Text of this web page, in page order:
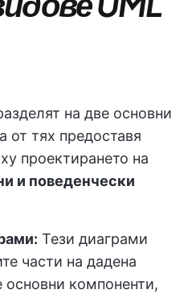
на две основни
от тях предоставя
проектирането на
и поведенчески
Тези диаграми
части на дадена
основни компоненти,